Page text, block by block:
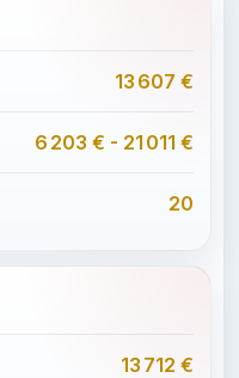
13 607 €
6 203 € - 21 011 €
20
13 712 €